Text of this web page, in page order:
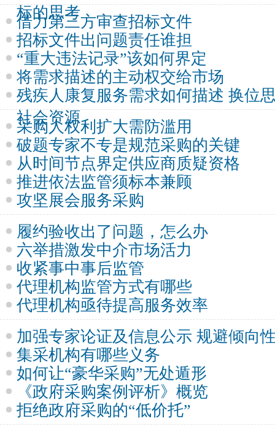
标的思考
借力第三方审查招标文件
招标文件出问题责任谁担
“重大违法记录”该如何界定
将需求描述的主动权交给市场
残疾人康复服务需求如何描述 换位
社会资源
采购人权利扩大需防滥用
破题专家不专是规范采购的关键
从时间节点界定供应商质疑资格
推进依法监管须标本兼顾
攻坚展会服务采购
履约验收出了问题，怎么办
六举措激发中介市场活力
收紧事中事后监管
代理机构监管方式有哪些
代理机构亟待提高服务效率
加强专家论证及信息公示 规避倾向
集采机构有哪些义务
如何让“豪华采购”无处遁形
《政府采购案例评析》概览
拒绝政府采购的“低价托”